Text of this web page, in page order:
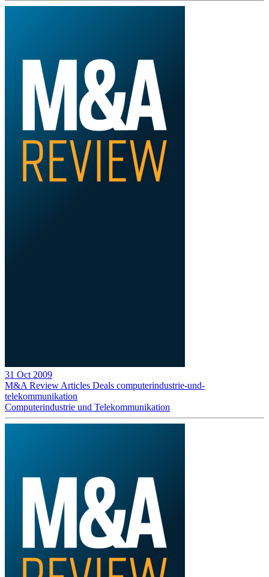
31 Oct 2009
M&A Review Articles Deals computerindustrie-und-
telekommunikation
Computerindustrie und Telekommunikation